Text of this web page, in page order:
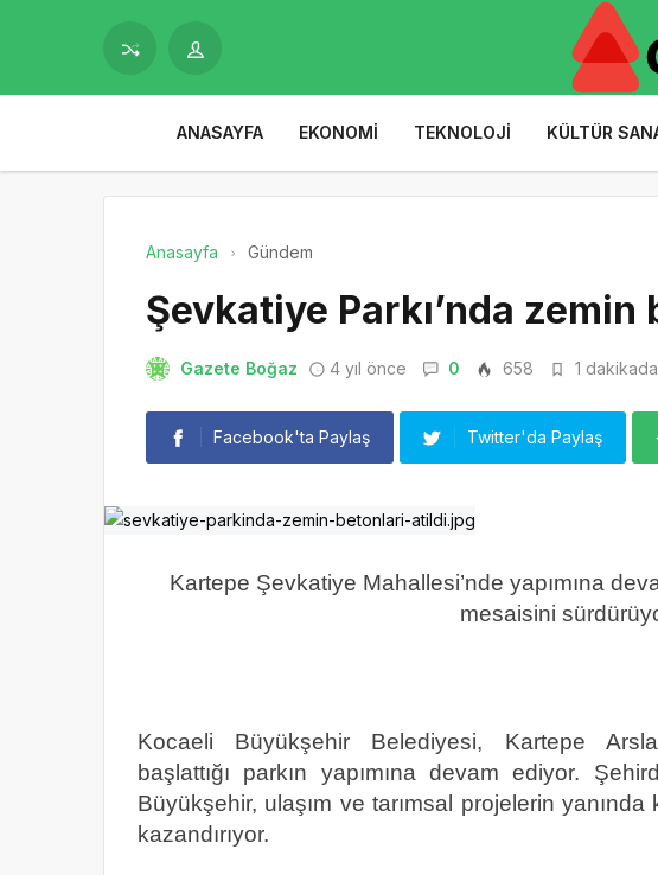
ANASAYFA EKONOMI TEKNOLOJI KÜLTÜR
Anasayfa Gündem
Şevkatiye Parkı’nda zemin
Gazete Boğaz 4 yıl önce 0 658 1
Facebook'ta Paylaş Twitter'da Paylaş
Kartepe Şevkatiye Mahallesi’nde yapımına
mesaisini
Kocaeli Büyükşehir Belediyesi, Kartepe
başlattığı parkın yapımına devam ediyor.
Büyükşehir, ulaşım ve tarımsal projelerin
kazandırıyor.